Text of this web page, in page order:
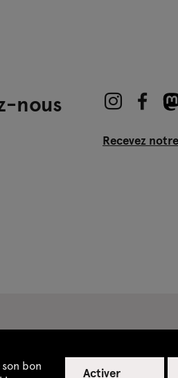
bon
Activer
nous
Recevez